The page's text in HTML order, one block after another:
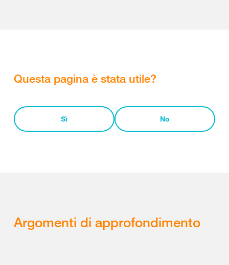
Questa pagina è stata utile?
Sì No
Argomenti di approfondimento